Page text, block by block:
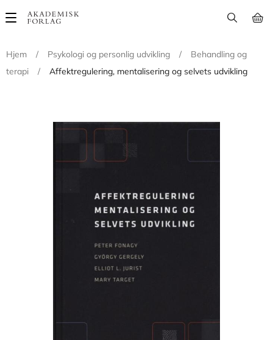
Main
Hjem
/ Psykologi og personlig udvikling /
Behandling og
terapi
/ Affektregulering, mentalisering og selvets udvikling